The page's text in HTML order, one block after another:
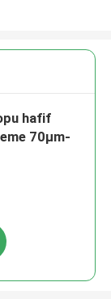
hafif
70μm-